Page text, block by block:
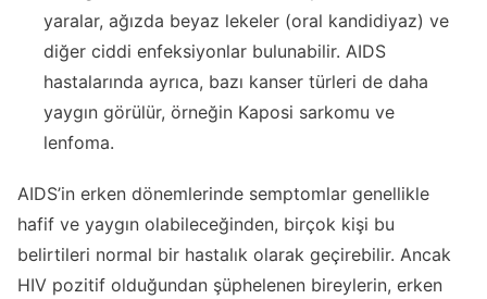
yaralar, ağızda beyaz lekeler (oral kandidiyaz) ve
diğer ciddi enfeksiyonlar bulunabilir. AIDS
hastalarında ayrıca, bazı kanser türleri de daha
yaygın görülür, örneğin Kaposi sarkomu ve
lenfoma.
AIDS’in erken dönemlerinde semptomlar genellikle
hafif ve yaygın olabileceğinden, birçok kişi bu
belirtileri normal bir hastalık olarak geçirebilir. Ancak
HIV pozitif olduğundan şüphelenen bireylerin, erken